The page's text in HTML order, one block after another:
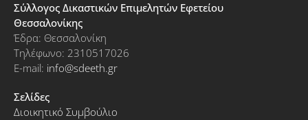
Σύλλογος Δικαστικών Επιμελητών Εφετείου
Θεσσαλονίκης
Έδρα: Θεσσαλονίκη
Τηλέφωνο: 2310517026
E-mail: info@sdeeth.gr
Σελίδες
Διοικητικό Συμβούλιο